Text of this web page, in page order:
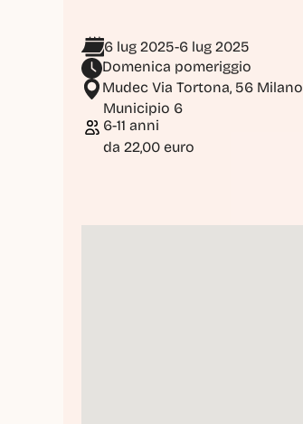
6 lug 2025-6 lug 2025
Domenica pomeriggio
Mudec Via Tortona, 56 Milano
Municipio 6
6-11 anni
da 22,00 euro